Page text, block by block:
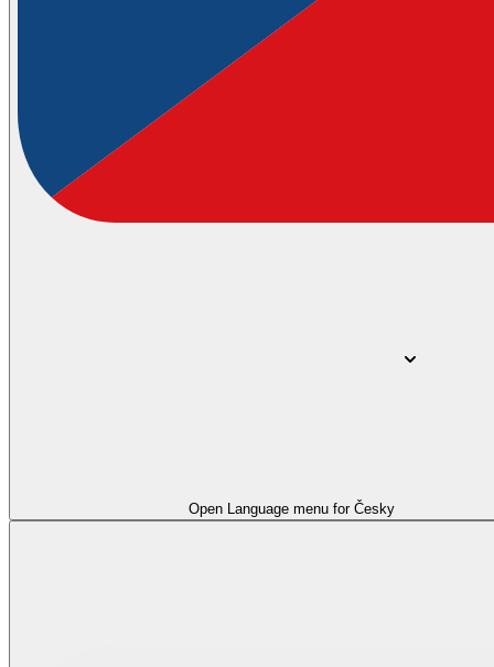
Open Language menu for Česky